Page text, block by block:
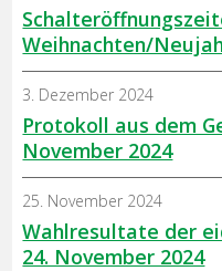
Weihnachten/
Protokoll aus dem
November 2024
3. Dezember 2024
Wahlresultate der
24. November 2024
25. November 2024